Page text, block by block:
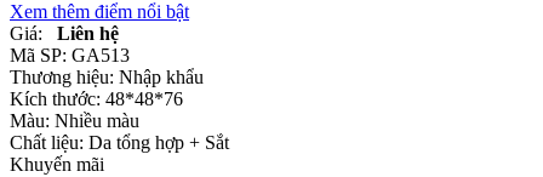
Xem thêm điểm nổi bật
Giá:
Liên hệ
Mã SP: GA513
Thương hiệu: Nhập khẩu
Kích thước: 48*48*76
Màu: Nhiều màu
Chất liệu: Da tổng hợp + Sắt
Khuyến mãi